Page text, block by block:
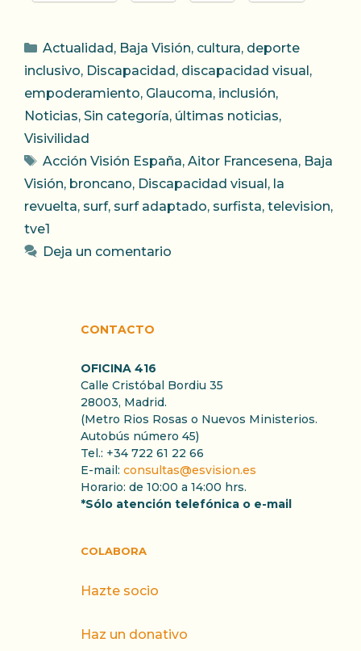
Categorías
Actualidad , Baja Visión, cultura, deporte
inclusivo, Discapacidad , discapacidad visual ,
empoderamiento, Glaucoma, inclusión,
Noticias, Sin categoría, últimas noticias,
Visivilidad
Etiquetas
Acción Visión España, Aitor Francesena, Baja
Visión, broncano, Discapacidad visual , la
revuelta, surf, surf adaptado, surfista, television,
tve1
Deja un comentario
CONTACTO
OFICINA 416
Calle Cristóbal Bordiu 35
28003, Madrid.
(Metro Rios Rosas o Nuevos Ministerios.
Autobús número 45)
Tel.: +34 722 61 22 66
E-mail: consultas@esvision.es
Horario: de 10:00 a 14:00 hrs.
*Sólo atención telefónica o e-mail
COLABORA
Hazte socio
Haz un donativo